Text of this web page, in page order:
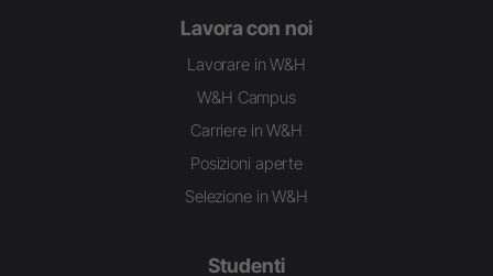
Lavora con noi
Lavorare in W&H
W&H Campus
Carriere in W&H
Posizioni aperte
Selezione in W&H
Studenti